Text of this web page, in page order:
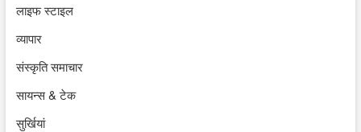
लाइफ स्टाइल
व्यापार
संस्कृति समाचार
सायन्स & टेक
सुर्खियां